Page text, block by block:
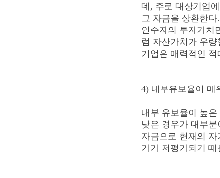
데, 주로 대상기업
그 자금을 상환한
인수자의 투자가치
럼 자산가치가 우
기업은 매력적인
4) 내부유보율이 매
내부 유보율이 높
낮은 경우가 대부
자금으로 현재의
가가 저평가되기